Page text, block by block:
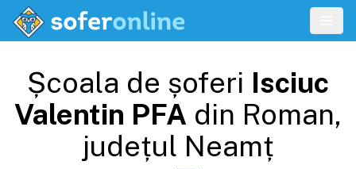
Școala de șoferi Isciuc
Valentin PFA din Roman,
județul Neamț